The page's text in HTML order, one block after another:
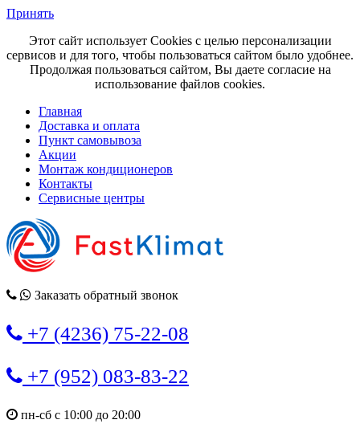
Принять
Этот сайт использует Cookies с целью персонализации
сервисов и для того, чтобы пользоваться сайтом было удобнее.
Продолжая пользоваться сайтом, Вы даете согласие на
использование файлов cookies.
Главная
Доставка и оплата
Пункт самовывоза
Акции
Монтаж кондиционеров
Контакты
Сервисные центры
Заказать обратный звонок
+7 (4236) 75-22-08
+7 (952) 083-83-22
пн-сб с 10:00 до 20:00